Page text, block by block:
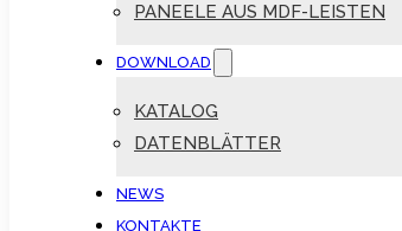
PANEELE AUS MDF-LEISTEN
DOWNLOAD
KATALOG
DATENBLÄTTER
NEWS
KONTAKTE